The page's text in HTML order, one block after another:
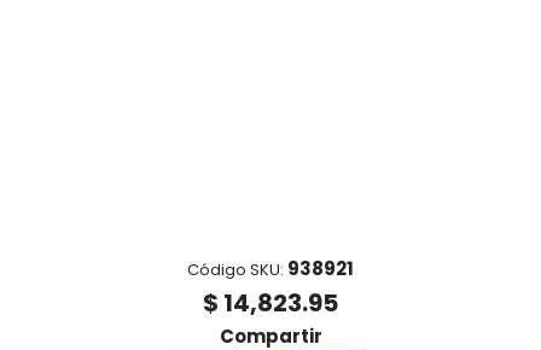
Código SKU: 938921
$ 14,823.95
Compartir